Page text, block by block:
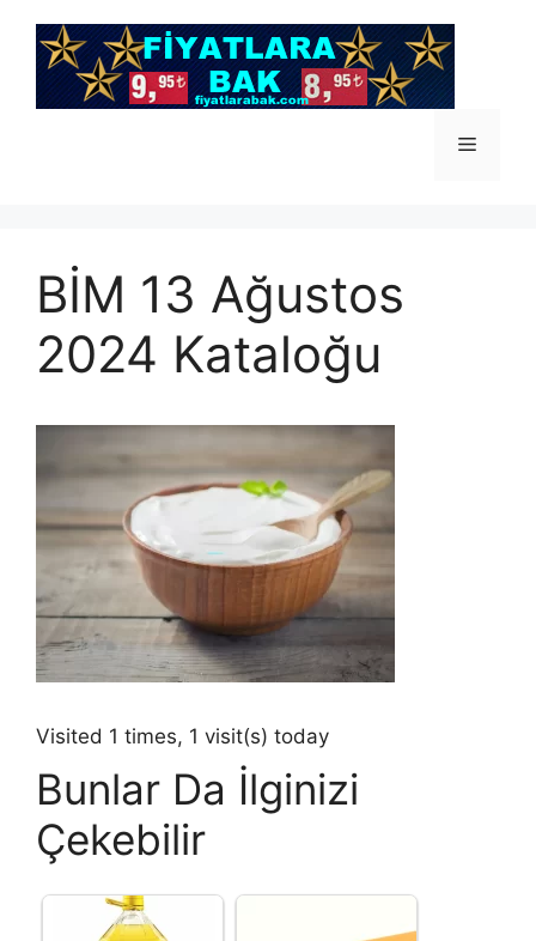
Menü
BİM 13 Ağustos
2024 Kataloğu
Visited 1 times, 1 visit(s) today
Bunlar Da İlginizi
Çekebilir